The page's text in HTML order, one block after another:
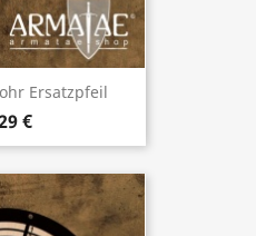
Ersatzpfeil
€